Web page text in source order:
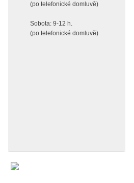
(po telefonické domluvě)
Sobota: 9-12 h.
(po telefonické domluvě)